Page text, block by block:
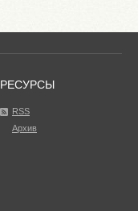
РЕСУРСЫ
RSS
Архив